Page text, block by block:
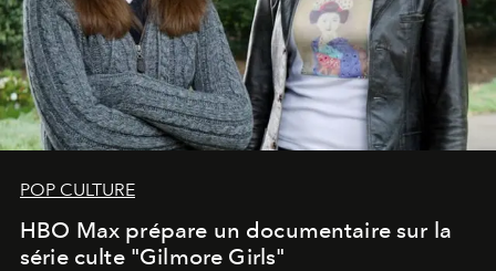
POP CULTURE
HBO Max prépare un documentaire sur la
série culte "Gilmore Girls"